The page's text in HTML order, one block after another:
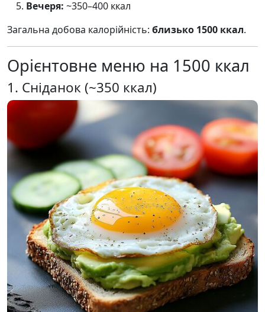
Вечеря: ~350–400 ккал
Загальна добова калорійність: близько 1500 ккал.
Орієнтовне меню на 1500 ккал
1. Сніданок (~350 ккал)